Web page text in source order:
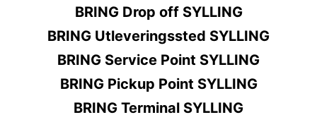
BRING Drop off SYLLING
BRING Utleveringssted SYLLING
BRING Service Point SYLLING
BRING Pickup Point SYLLING
BRING Terminal SYLLING